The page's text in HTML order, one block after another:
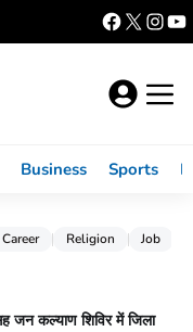
Business Sports
Career Religion Job
जन कल्याण शिविर में जिला